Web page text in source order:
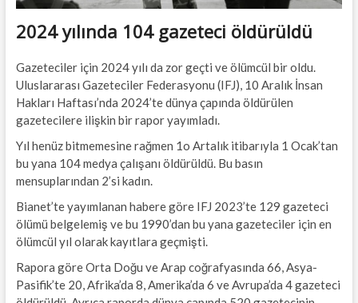
2024 yılında 104 gazeteci öldürüldü
Gazeteciler için 2024 yılı da zor geçti ve ölümcül bir oldu.
Uluslararası Gazeteciler Federasyonu (IFJ), 10 Aralık İnsan
Hakları Haftası’nda 2024’te dünya çapında öldürülen
gazetecilere ilişkin bir rapor yayımladı.
Yıl henüz bitmemesine rağmen 1o Artalık itibarıyla 1 Ocak’tan
bu yana 104 medya çalışanı öldürüldü. Bu basın
mensuplarından 2’si kadın.
Bianet’te yayımlanan habere göre IFJ 2023’te 129 gazeteci
ölümü belgelemiş ve bu 1990’dan bu yana gazeteciler için en
ölümcül yıl olarak kayıtlara geçmişti.
Rapora göre Orta Doğu ve Arap coğrafyasında 66, Asya-
Pasifik’te 20, Afrika’da 8, Amerika’da 6 ve Avrupa’da 4 gazeteci